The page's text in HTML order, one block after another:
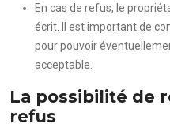
En cas de refus, le
écrit. Il est important de
pour pouvoir
acceptable.
La possibilité de
refus